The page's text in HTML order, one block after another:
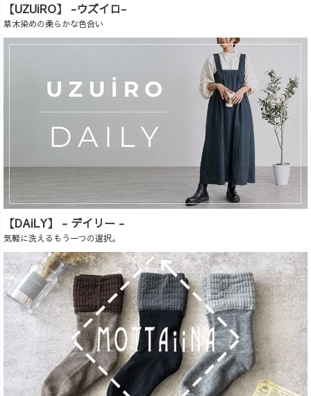
【UZUiRO】 -ウズイロ-
草木染めの柔らかな色合い
【DAiLY】 - デイリー -
気軽に洗えるもう一つの選択。